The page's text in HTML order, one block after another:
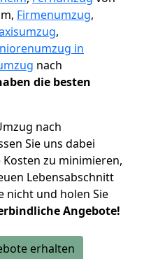
Firmenumzug,
,
in
nach
die besten
nach
Sie uns dabei
zu minimieren,
Lebensabschnitt
nicht und holen Sie
Angebote!
erhalten